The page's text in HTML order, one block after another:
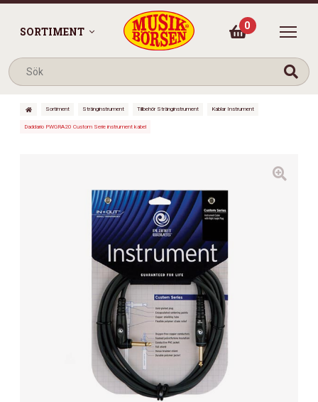
SORTIMENT 0
Sortiment Stränginstrument Tillbehör Stränginstrument Kablar Instrument
Daddario PWGRA20 Custom Serie instrument kabel